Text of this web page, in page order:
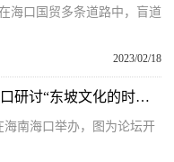
海口国贸多条道路中，盲道
2023/02/18
热门看点：二百余位专家学者聚海口研讨“东坡文化的时代价值与世界意义”
海南海口举办，图为论坛开